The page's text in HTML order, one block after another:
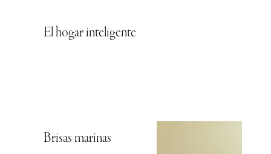
El hogar inteligente
Brisas marinas